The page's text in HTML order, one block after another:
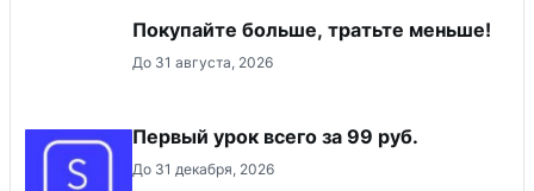
Покупайте больше, тратьте меньше!
До 31 августа, 2026
Первый урок всего за 99 руб.
До 31 декабря, 2026